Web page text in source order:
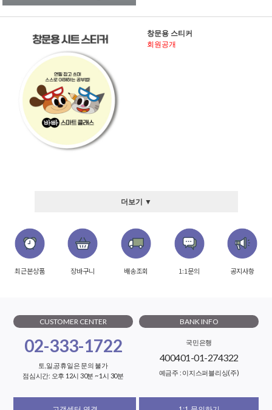
창문용 스티커
회원공개
더보기 ▼
최근본상품 장바구니 배송조회 1:1문의 공지사항
CUSTOMER CENTER
02-333-1722
토,일,공휴일은 문의 불가
점심시간: 오후 12시 30분 ~ 1시 30분
BANK INFO
국민은행
400401-01-274322
예금주 : 이지스퍼블리싱(주)